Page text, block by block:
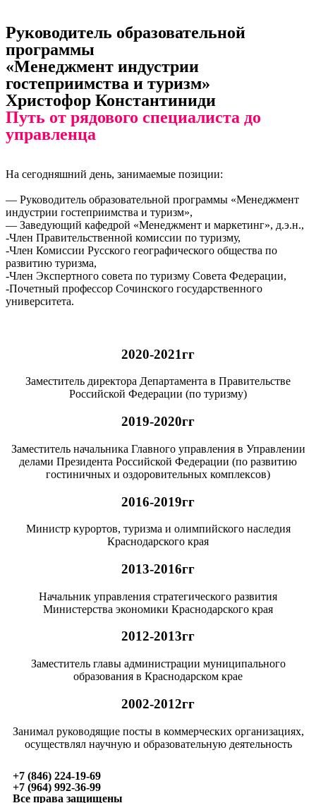
Руководитель образовательной
программы
«Менеджмент индустрии
гостеприимства и туризм»
Христофор Константиниди
Путь от рядового специалиста до
управленца
На сегодняшний день, занимаемые позиции:
— Руководитель образовательной программы «Менеджмент
индустрии гостеприимства и туризм»,
— Заведующий кафедрой «Менеджмент и маркетинг», д.э.н.,
-Член Правительственной комиссии по туризму,
-Член Комиссии Русского географического общества по
развитию туризма,
-Член Экспертного совета по туризму Совета Федерации,
-Почетный профессор Сочинского государственного
университета.
2020-2021гг
Заместитель директора Департамента в Правительстве
Российской Федерации (по туризму)
2019-2020гг
Заместитель начальника Главного управления в Управлении
делами Президента Российской Федерации (по развитию
гостиничных и оздоровительных комплексов)
2016-2019гг
Министр курортов, туризма и олимпийского наследия
Краснодарского края
2013-2016гг
Начальник управления стратегического развития
Министерства экономики Краснодарского края
2012-2013гг
Заместитель главы администрации муниципального
образования в Краснодарском крае
2002-2012гг
Занимал руководящие посты в коммерческих организациях,
осуществлял научную и образовательную деятельность
+7 (846) 224-19-69
+7 (964) 992-36-99
Все права защищены